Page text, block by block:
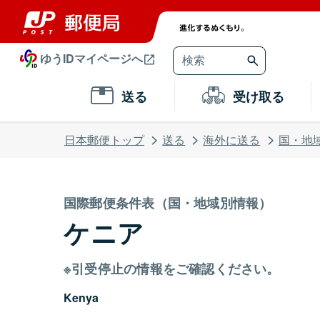
ゆうIDマイページへ
送る 受け取る
日本郵便トップ 送る 海外に送る 国・地
国際郵便条件表（国・地域別情報）
ケニア
※引受停止の情報をご確認ください。
Kenya